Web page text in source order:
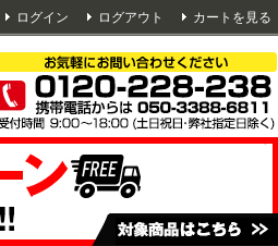
ログイン ログアウト カートを見る